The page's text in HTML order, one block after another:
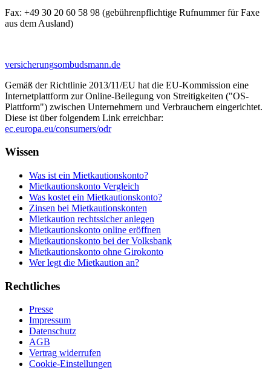
Fax: +49 30 20 60 58 98 (gebührenpflichtige Rufnummer für Faxe
aus dem Ausland)
versicherungsombudsmann.de
Gemäß der Richtlinie 2013/11/EU hat die EU-Kommission eine
Internetplattform zur Online-Beilegung von Streitigkeiten ("OS-
Plattform") zwischen Unternehmern und Verbrauchern eingerichtet.
Diese ist über folgendem Link erreichbar:
ec.europa.eu/consumers/odr
Wissen
Was ist ein Mietkautionskonto?
Mietkautionskonto Vergleich
Was kostet ein Mietkautionskonto?
Zinsen bei Mietkautionskonten
Mietkaution rechtssicher anlegen
Mietkautionskonto online eröffnen
Mietkautionskonto bei der Volksbank
Mietkautionskonto ohne Girokonto
Wer legt die Mietkaution an?
Rechtliches
Presse
Impressum
Datenschutz
AGB
Vertrag widerrufen
Cookie-Einstellungen